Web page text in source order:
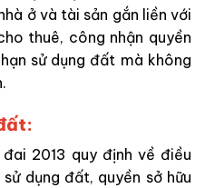
ở và tài sản gắn liền với
thuê, công nhận quyền
sử dụng đất mà không
2013 quy định về điều
dụng đất, quyền sở hữu